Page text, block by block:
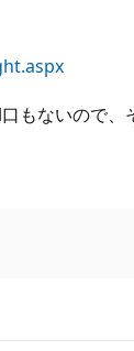
もないので、